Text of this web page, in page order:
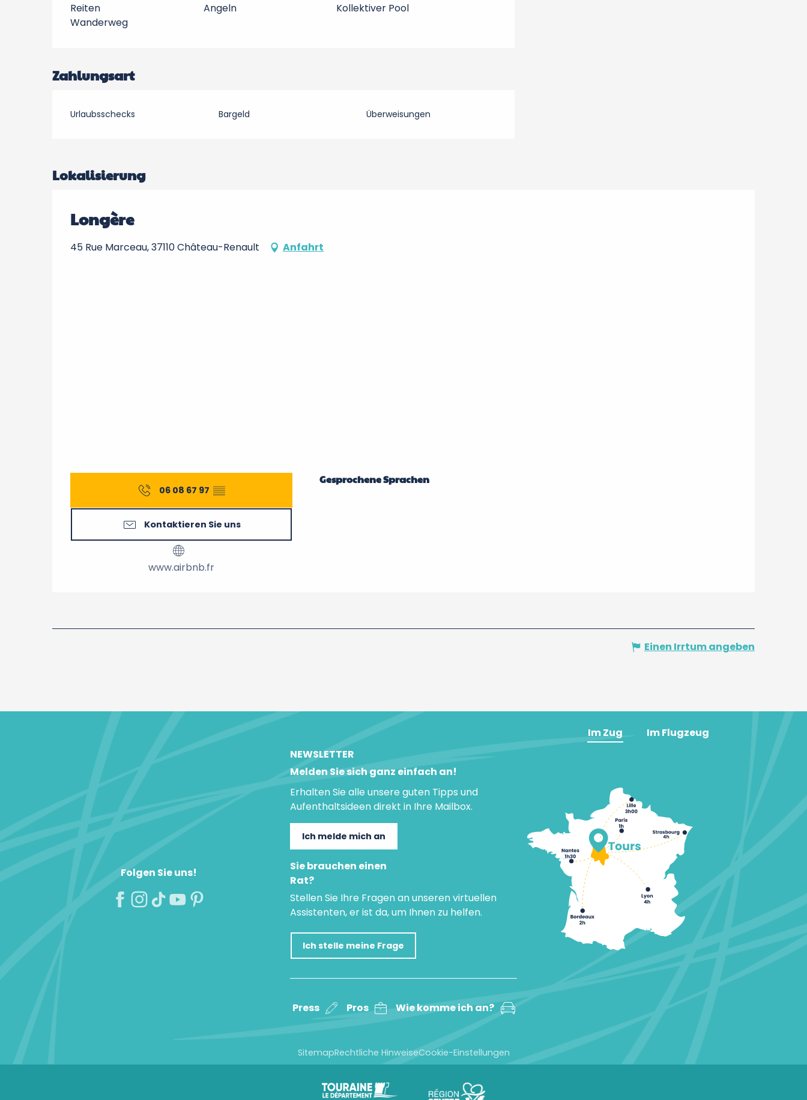
Reiten Angeln
Kollektiver Pool
Wanderweg
Zahlungsart
Urlaubsschecks Bargeld Überweisungen
Lokalisierung
Longère
45 Rue Marceau, 37110 Château-Renault Anfahrt
06 08 67 97 ▒▒
Kontaktieren Sie uns
www.airbnb.fr
Gesprochene Sprachen
Gesprochene Sprachen
Einen Irrtum angeben
Folgen Sie uns!
NEWSLETTER
Melden Sie sich ganz einfach an!
Erhalten Sie alle unsere guten Tipps und
Aufenthaltsideen direkt in Ihre Mailbox.
Ich melde mich an
Sie brauchen einen
Rat?
Stellen Sie Ihre Fragen an unseren virtuellen
Assistenten, er ist da, um Ihnen zu helfen.
Ich stelle meine Frage
Press Pros Wie komme ich an?
Im Zug Im Flugzeug
SitemapRechtliche HinweiseCookie-Einstellungen